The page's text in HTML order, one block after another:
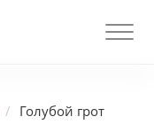
Голубой грот